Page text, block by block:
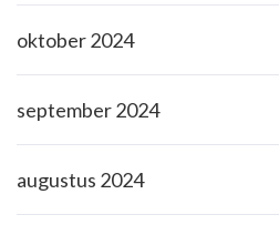
oktober 2024
september 2024
augustus 2024